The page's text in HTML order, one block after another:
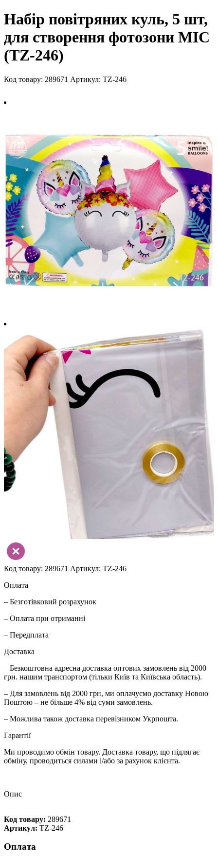
Набір повітряних куль, 5 шт,
для створення фотозони MIC
(TZ-246)
Код товару: 289671 Артикул: TZ-246
Код товару: 289671 Артикул: TZ-246
Оплата
– Безготівковий розрахунок
– Оплата при отриманні
– Передплата
Доставка
– Безкоштовна адресна доставка оптових замовлень від 2000
грн. нашим транспортом (тільки Київ та Київська область).
– Для замовлень від 2000 грн, ми оплачуємо доставку Новою
Поштою – не більше 4% від суми замовлень.
– Можлива також доставка перевізником Укрпошта.
Гарантії
Ми проводимо обмін товару. Доставка товару, що підлягає
обміну, проводиться силами і/або за рахунок клієнта.
Опис
Код товару: 289671
Артикул: TZ-246
Оплата